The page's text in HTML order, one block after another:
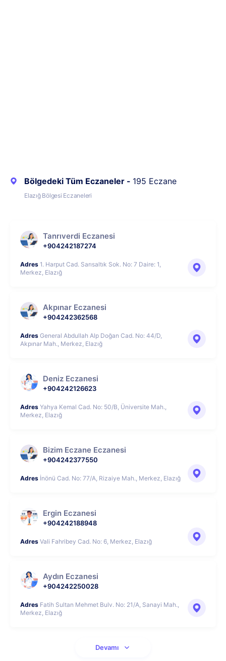
Bölgedeki Tüm Eczaneler - 195 Eczane
Elazığ Bölgesi Eczaneleri
Tanrıverdi Eczanesi
+904242187274
Adres 1. Harput Cad. Sarısaltık Sok. No: 7 Daire: 1,
Merkez, Elazığ
Akpınar Eczanesi
+904242362568
Adres General Abdullah Alp Doğan Cad. No: 44/D,
Akpınar Mah., Merkez, Elazığ
Deniz Eczanesi
+904242126623
Adres Yahya Kemal Cad. No: 50/B, Üniversite Mah.,
Merkez, Elazığ
Bizim Eczane Eczanesi
+904242377550
Adres İnönü Cad. No: 77/A, Rizaiye Mah., Merkez, Elazığ
Ergin Eczanesi
+904242188948
Adres Vali Fahribey Cad. No: 6, Merkez, Elazığ
Aydın Eczanesi
+904242250028
Adres Fatih Sultan Mehmet Bulv. No: 21/A, Sanayi Mah.,
Merkez, Elazığ
Devamı